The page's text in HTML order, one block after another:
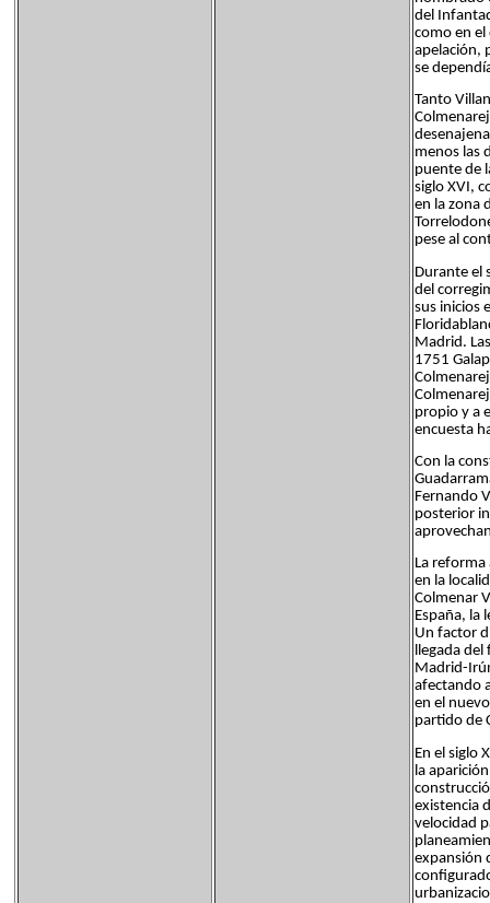
del
como en el
apelación,
se
Tanto
menos las
puente de
siglo XVI,
en la zona
pese al
Durante el
del
sus inicios
Madrid.
1751
propio y a
encuesta
Con la
Fernando
posterior
La
en la
Colmenar
España, la
Un factor
llegada del
Madrid-
afectando
en el
partido de
En el siglo
la
existencia
velocidad
expansión